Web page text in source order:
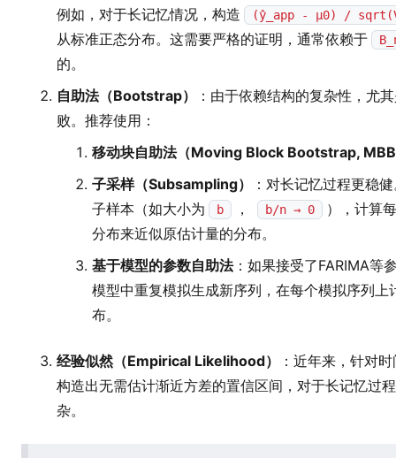
例如，对于长记忆情况，构造 (ŷ_app - μ0) /
从标准正态分布。这需要严格的证明，通常依赖于
的。
自助法（Bootstrap）
：由于依赖结构的复杂性，尤
败。推荐使用：
移动块自助法（Moving Block Bootstrap,
子采样（Subsampling）
：对长记忆过程更稳
子样本（如大小为
b ， b/n → 0
），计算
分布来近似原估计量的分布。
基于模型的参数自助法：如果接受了FARIMA等
模型中重复模拟生成新序列，在每个模拟序列上
布。
经验似然（Empirical Likelihood）
：近年来，针对
构造出无需估计渐近方差的置信区间，对于长记忆过
杂。